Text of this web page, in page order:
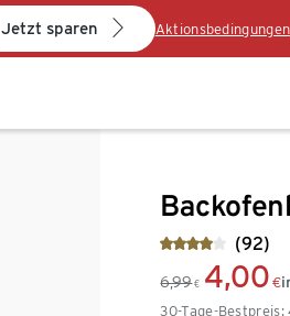
Jetzt sparen Aktionsbedingungen
(92)
6,99 € 4,00 €
30-Tage-Bestpreis: